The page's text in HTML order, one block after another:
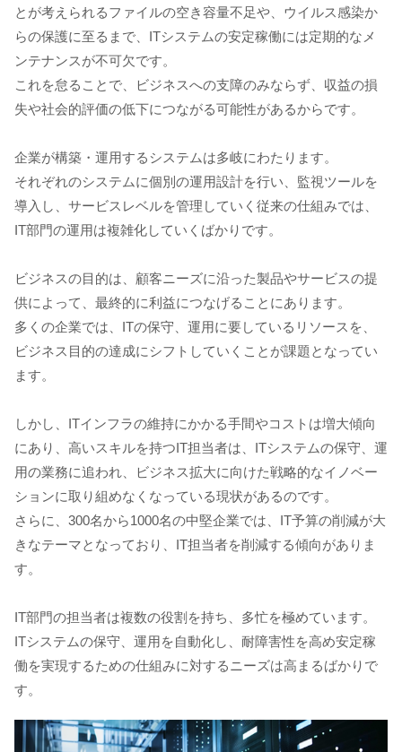
とが考えられるファイルの空き容量不足や、ウイルス感染か
らの保護に至るまで、ITシステムの安定稼働には定期的なメ
ンテナンスが不可欠です。
これを怠ることで、ビジネスへの支障のみならず、収益の損
失や社会的評価の低下につながる可能性があるからです。
企業が構築・運用するシステムは多岐にわたります。
それぞれのシステムに個別の運用設計を行い、監視ツールを
導入し、サービスレベルを管理していく従来の仕組みでは、
IT部門の運用は複雑化していくばかりです。
ビジネスの目的は、顧客ニーズに沿った製品やサービスの提
供によって、最終的に利益につなげることにあります。
多くの企業では、ITの保守、運用に要しているリソースを、
ビジネス目的の達成にシフトしていくことが課題となってい
ます。
しかし、ITインフラの維持にかかる手間やコストは増大傾向
にあり、高いスキルを持つIT担当者は、ITシステムの保守、運
用の業務に追われ、ビジネス拡大に向けた戦略的なイノベー
ションに取り組めなくなっている現状があるのです。
さらに、300名から1000名の中堅企業では、IT予算の削減が大
きなテーマとなっており、IT担当者を削減する傾向がありま
す。
IT部門の担当者は複数の役割を持ち、多忙を極めています。
ITシステムの保守、運用を自動化し、耐障害性を高め安定稼
働を実現するための仕組みに対するニーズは高まるばかりで
す。